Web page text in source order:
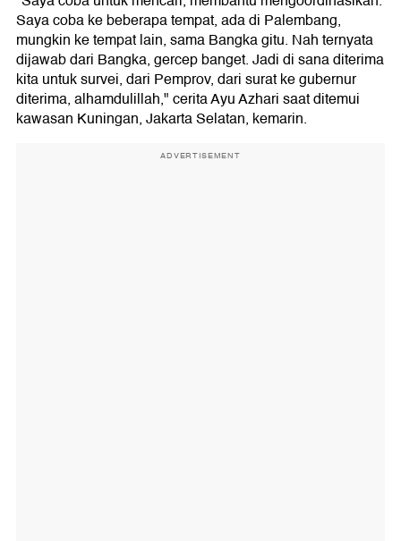
Saya coba ke beberapa tempat, ada di Palembang,
mungkin ke tempat lain, sama Bangka gitu. Nah ternyata
dijawab dari Bangka, gercep banget. Jadi di sana diterima
kita untuk survei, dari Pemprov, dari surat ke gubernur
diterima, alhamdulillah," cerita Ayu Azhari saat ditemui
kawasan Kuningan, Jakarta Selatan, kemarin.
ADVERTISEMENT